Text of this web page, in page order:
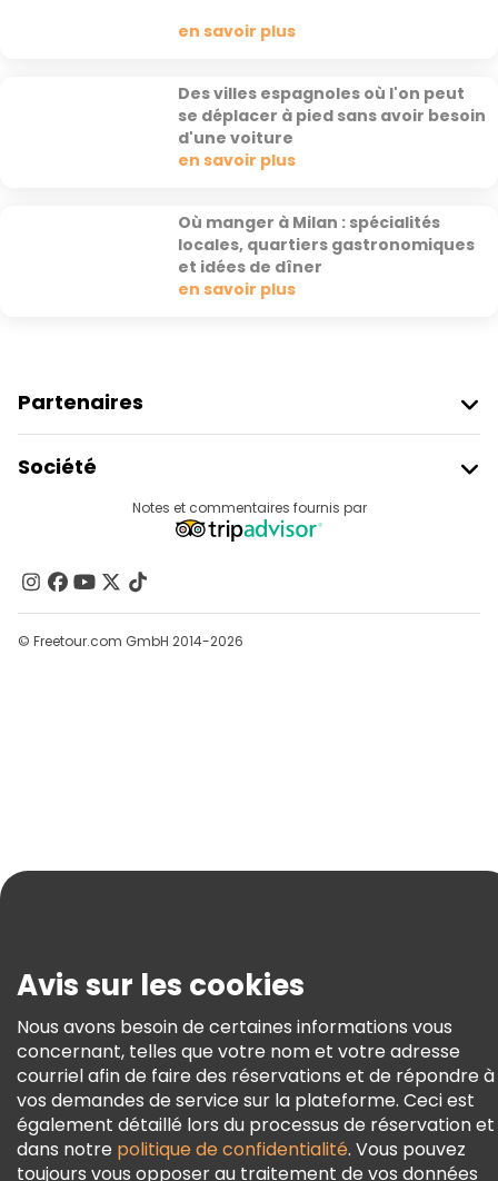
en savoir plus
Des villes espagnoles où l'on peut
se déplacer à pied sans avoir besoin
d'une voiture
en savoir plus
Où manger à Milan : spécialités
locales, quartiers gastronomiques
et idées de dîner
en savoir plus
Partenaires
Connexion Du Fournisseur
Programme D’affiliation
Société
Contactez-Nous
Groupes
Aide
Freetour Prix
Notes et commentaires fournis par
© Freetour.com GmbH 2014-2026
Avis sur les cookies
Nous avons besoin de certaines informations vous
concernant, telles que votre nom et votre adresse
courriel afin de faire des réservations et de répondre à
vos demandes de service sur la plateforme. Ceci est
également détaillé lors du processus de réservation et
dans notre politique de confidentialité. Vous pouvez
toujours vous opposer au traitement de vos données